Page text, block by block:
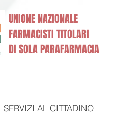
UNIONE NAZIONALE
FARMACISTI TITOLARI
DI SOLA PARAFARMACIA
SERVIZI AL CITTADINO